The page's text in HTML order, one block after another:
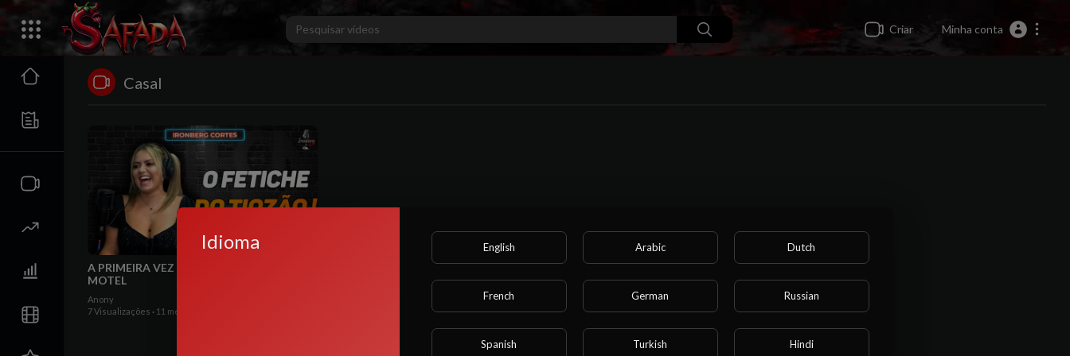
Criar Minha conta
Casal
A PRIMEIRA VEZ DE TATI E CARIANI NO
MOTEL
Anony
7 Visualizações · 11 meses atrás
Idioma English Arabic Dutch
French German Russian
Spanish Turkish Hindi